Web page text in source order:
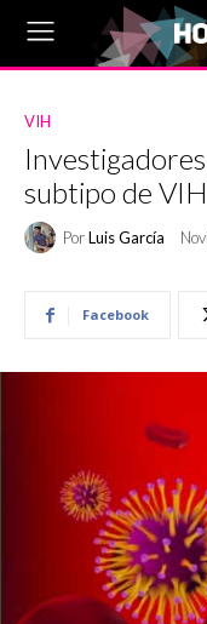
VIH
subtipo de VIH
PorLuis García
Facebook